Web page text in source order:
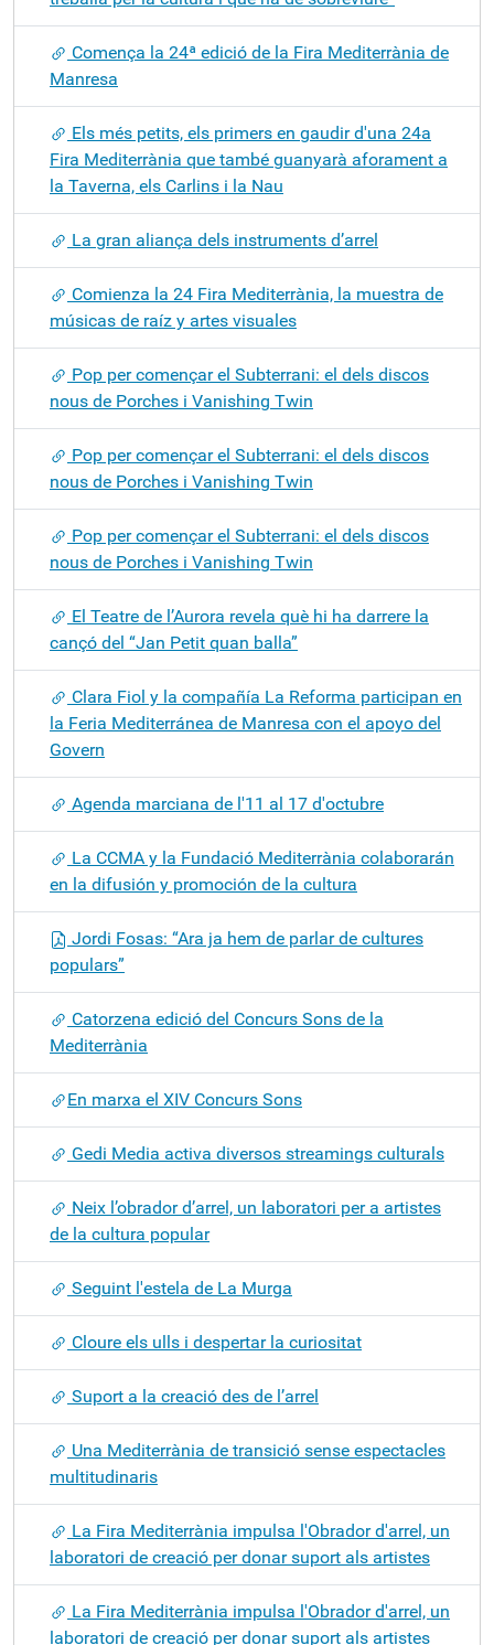
Comença la 24ª edició de la Fira Mediterrània de
Manresa
Els més petits, els primers en gaudir d'una 24a
Fira Mediterrània que també guanyarà aforament a
la Taverna, els Carlins i la Nau
La gran aliança dels instruments d’arrel
Comienza la 24 Fira Mediterrània, la muestra de
músicas de raíz y artes visuales
Pop per començar el Subterrani: el dels discos
nous de Porches i Vanishing Twin
Pop per començar el Subterrani: el dels discos
nous de Porches i Vanishing Twin
Pop per començar el Subterrani: el dels discos
nous de Porches i Vanishing Twin
El Teatre de l’Aurora revela què hi ha darrere la
cançó del “Jan Petit quan balla”
Clara Fiol y la compañía La Reforma participan en
la Feria Mediterránea de Manresa con el apoyo del
Govern
Agenda marciana de l'11 al 17 d'octubre
La CCMA y la Fundació Mediterrània colaborarán
en la difusión y promoción de la cultura
Jordi Fosas: “Ara ja hem de parlar de cultures
populars”
Catorzena edició del Concurs Sons de la
Mediterrània
​En marxa el XIV Concurs Sons
Gedi Media activa diversos streamings culturals
Neix l’obrador d’arrel, un laboratori per a artistes
de la cultura popular
Seguint l'estela de La Murga
Cloure els ulls i despertar la curiositat
Suport a la creació des de l’arrel
Una Mediterrània de transició sense espectacles
multitudinaris
La Fira Mediterrània impulsa l'Obrador d'arrel, un
laboratori de creació per donar suport als artistes
La Fira Mediterrània impulsa l'Obrador d'arrel, un
laboratori de creació per donar suport als artistes